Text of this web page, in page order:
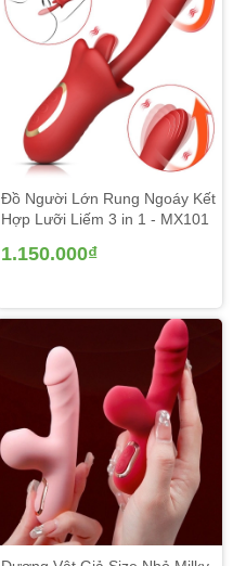
Đồ Người Lớn Rung Ngoáy Kết
Hợp Lưỡi Liếm 3 in 1 - MX101
1.150.000₫